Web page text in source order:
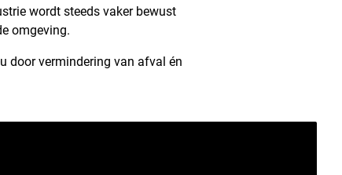
wordt steeds vaker bewust
omgeving.
door vermindering van afval én